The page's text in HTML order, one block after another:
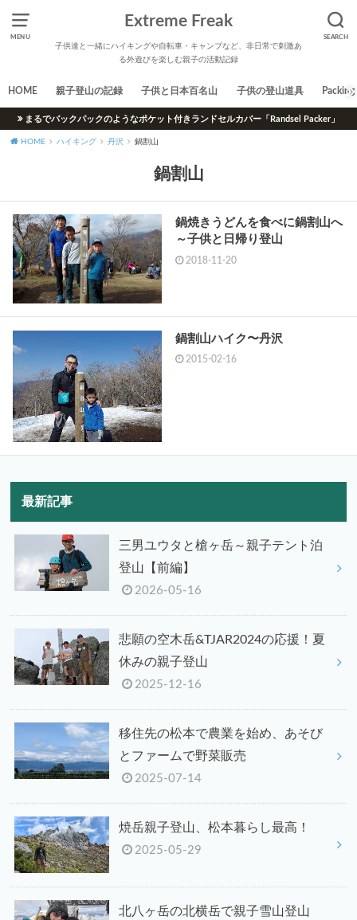
MENU SEARCH
Extreme Freak
子供達と一緒にハイキングや自転車・キャンプなど、非日常で刺激あ
る外遊びを楽しむ親子の活動記録
HOME 親子登山の記録 子供と日本百名山 子供の登山道具 Packing
まるでバックパックのようなポケット付きランドセルカバー「Randsel Packer」
HOME ハイキング 丹沢 鍋割山
鍋割山
鍋焼きうどんを食べに鍋割山へ
～子供と日帰り登山
2018-11-20
鍋割山ハイク〜丹沢
2015-02-16
最新記事
三男ユウタと槍ヶ岳～親子テント泊
登山【前編】
2026-05-16
悲願の空木岳&TJAR2024の応援！夏
休みの親子登山
2025-12-16
移住先の松本で農業を始め、あそび
とファームで野菜販売
2025-07-14
焼岳親子登山、松本暮らし最高！
2025-05-29
北八ヶ岳の北横岳で親子雪山登山